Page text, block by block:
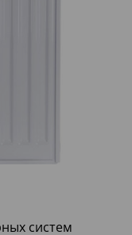
систем